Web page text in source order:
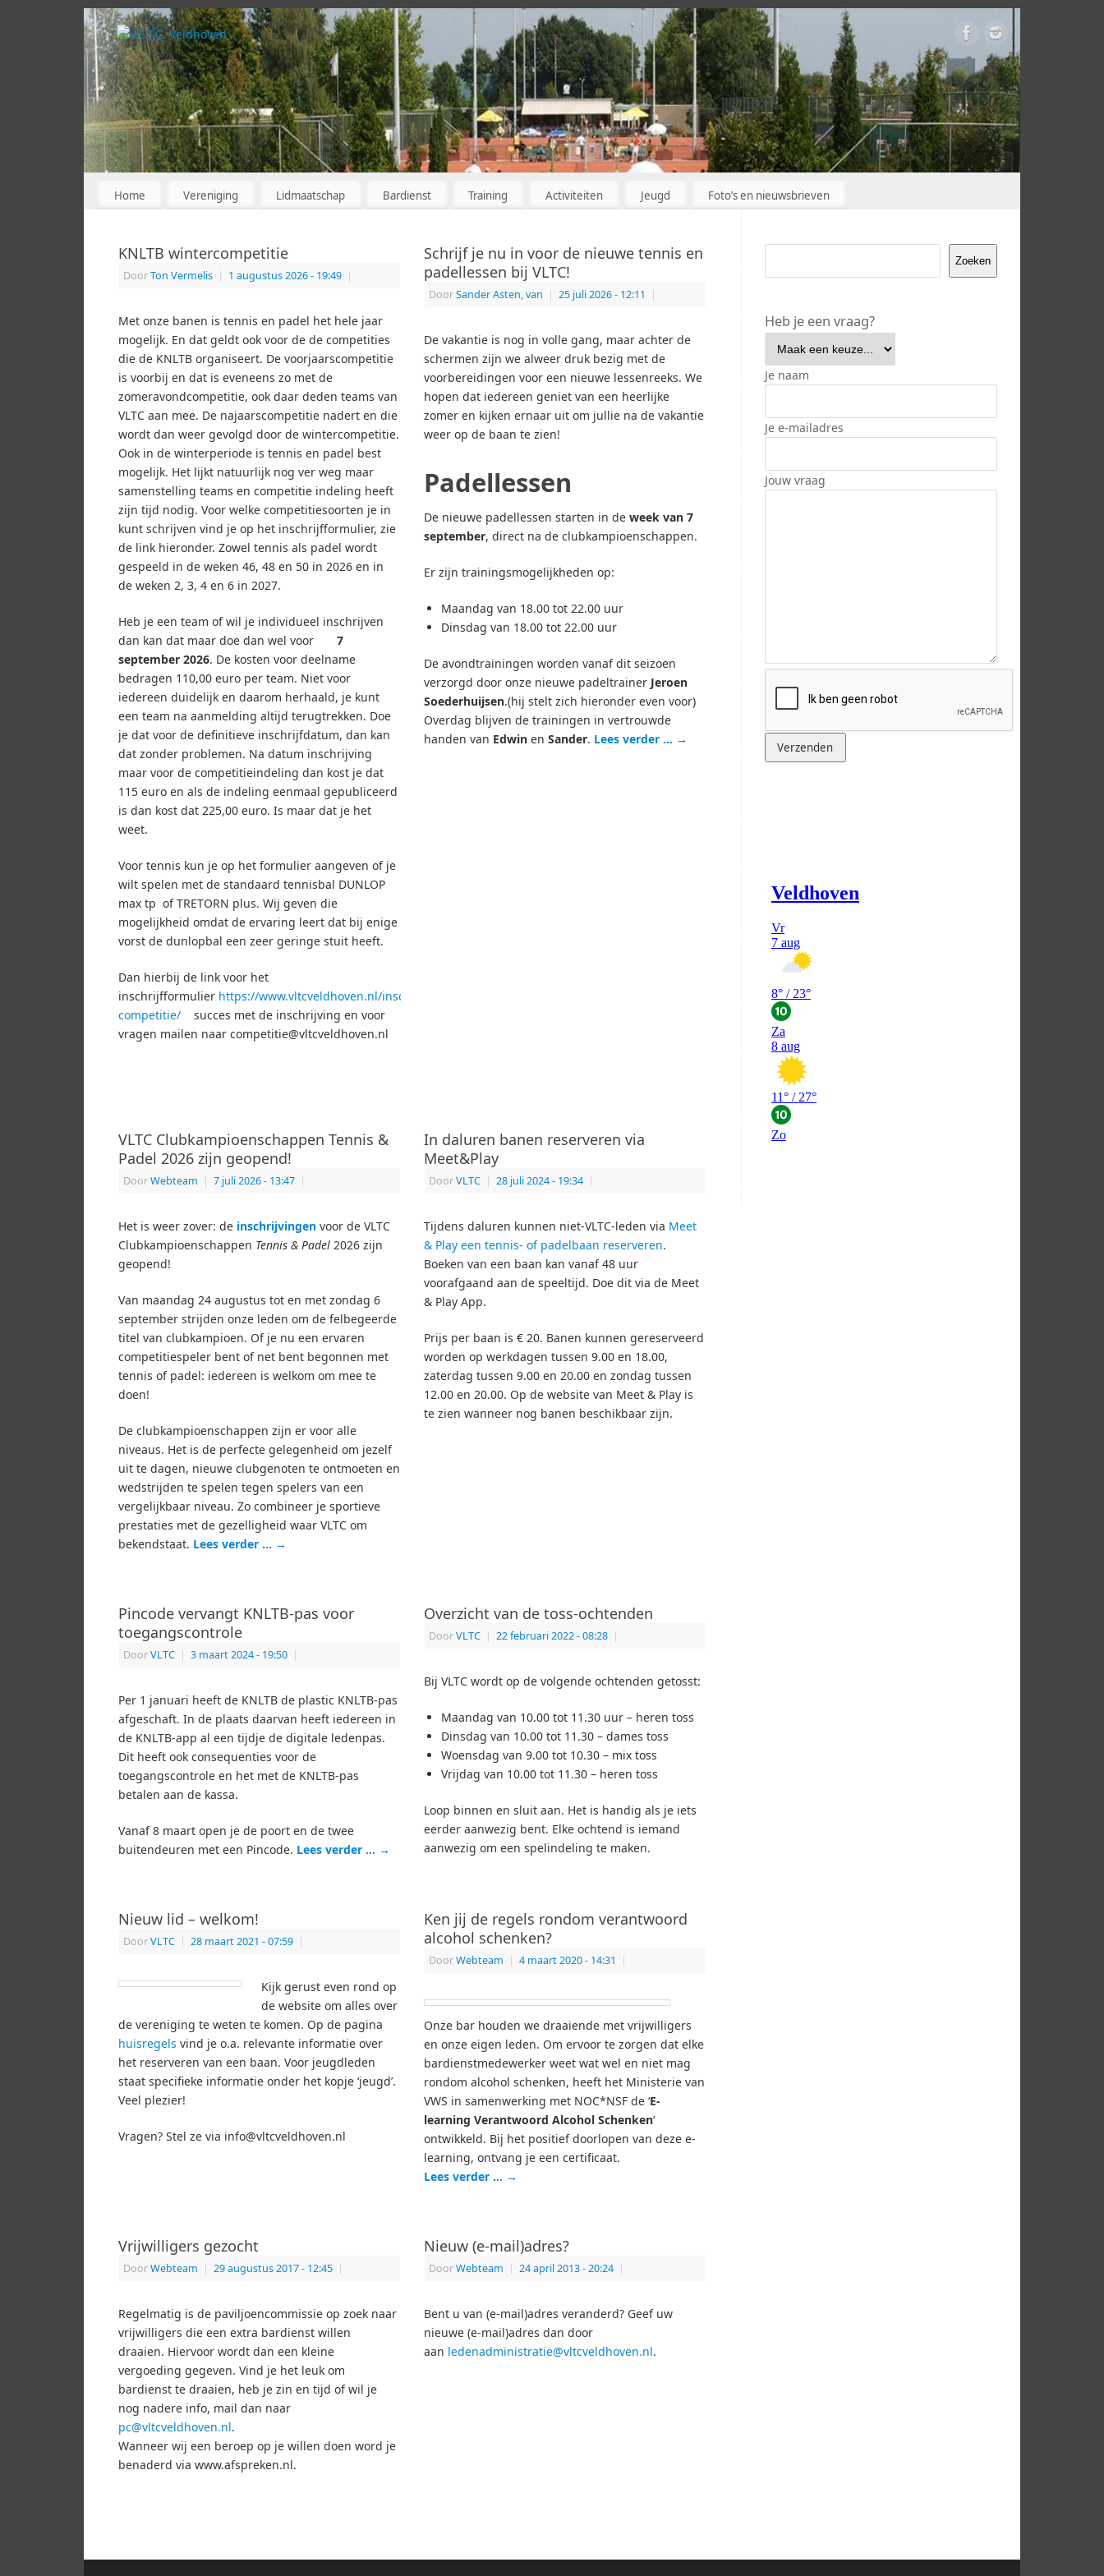
Home Vereniging Lidmaatschap Bardienst Training Activiteiten Jeugd Foto’s en nieuwsbrieven
KNLTB wintercompetitie
DoorTon Vermelis | 1 augustus 2026- 19:49 |
Met onze banen is tennis en padel het hele jaar
mogelijk. En dat geldt ook voor de de competities
die de KNLTB organiseert. De voorjaarscompetitie
is voorbij en dat is eveneens zo met de
zomeravondcompetitie, ook daar deden teams van
VLTC aan mee. De najaarscompetitie nadert en die
wordt dan weer gevolgd door de wintercompetitie.
Ook in de winterperiode is tennis en padel best
mogelijk. Het lijkt natuurlijk nog ver weg maar
samenstelling teams en competitie indeling heeft
zijn tijd nodig. Voor welke competitiesoorten je in
kunt schrijven vind je op het inschrijfformulier, zie
de link hieronder. Zowel tennis als padel wordt
gespeeld in de weken 46, 48 en 50 in 2026 en in
de weken 2, 3, 4 en 6 in 2027.
Heb je een team of wil je individueel inschrijven
dan kan dat maar doe dan wel voor 7
september 2026. De kosten voor deelname
bedragen 110,00 euro per team. Niet voor
iedereen duidelijk en daarom herhaald, je kunt
een team na aanmelding altijd terugtrekken. Doe
je dat voor de definitieve inschrijfdatum, dan kan
dat zonder problemen. Na datum inschrijving
maar voor de competitieindeling dan kost je dat
115 euro en als de indeling eenmaal gepubliceerd
is dan kost dat 225,00 euro. Is maar dat je het
weet.
Voor tennis kun je op het formulier aangeven of je
wilt spelen met de standaard tennisbal DUNLOP
max tp of TRETORN plus. Wij geven die
mogelijkheid omdat de ervaring leert dat bij enige
vorst de dunlopbal een zeer geringe stuit heeft.
Dan hierbij de link voor het
inschrijfformulier https://www.vltcveldhoven.nl/inschrijfformulier-
competitie/ succes met de inschrijving en voor
vragen mailen naar competitie@vltcveldhoven.nl
Schrijf je nu in voor de nieuwe tennis en
padellessen bij VLTC!
DoorSander Asten, van | 25 juli 2026- 12:11 |
De vakantie is nog in volle gang, maar achter de
schermen zijn we alweer druk bezig met de
voorbereidingen voor een nieuwe lessenreeks. We
hopen dat iedereen geniet van een heerlijke
zomer en kijken ernaar uit om jullie na de vakantie
weer op de baan te zien!
Padellessen
De nieuwe padellessen starten in deweek van 7
september, direct na de clubkampioenschappen.
Er zijn trainingsmogelijkheden op:
Maandag van 18.00 tot 22.00 uur
Dinsdag van 18.00 tot 22.00 uur
De avondtrainingen worden vanaf dit seizoen
verzorgd door onze nieuwe padeltrainer Jeroen
Soederhuijsen.(hij stelt zich hieronder even voor)
Overdag blijven de trainingen in vertrouwde
handen van Edwin enSander. Lees verder … →
VLTC Clubkampioenschappen Tennis &
Padel 2026 zijn geopend!
DoorWebteam | 7 juli 2026- 13:47 |
Het is weer zover: de inschrijvingen voor de VLTC
Clubkampioenschappen Tennis & Padel 2026 zijn
geopend!
Van maandag 24 augustus tot en met zondag 6
september strijden onze leden om de felbegeerde
titel van clubkampioen. Of je nu een ervaren
competitiespeler bent of net bent begonnen met
tennis of padel: iedereen is welkom om mee te
doen!
De clubkampioenschappen zijn er voor alle
niveaus. Het is de perfecte gelegenheid om jezelf
uit te dagen, nieuwe clubgenoten te ontmoeten en
wedstrijden te spelen tegen spelers van een
vergelijkbaar niveau. Zo combineer je sportieve
prestaties met de gezelligheid waar VLTC om
bekendstaat. Lees verder … →
In daluren banen reserveren via
Meet&Play
DoorVLTC | 28 juli 2024- 19:34 |
Tijdens daluren kunnen niet-VLTC-leden via Meet
& Play een tennis- of padelbaan reserveren.
Boeken van een baan kan vanaf 48 uur
voorafgaand aan de speeltijd. Doe dit via de Meet
& Play App.
Prijs per baan is € 20. Banen kunnen gereserveerd
worden op werkdagen tussen 9.00 en 18.00,
zaterdag tussen 9.00 en 20.00 en zondag tussen
12.00 en 20.00. Op de website van Meet & Play is
te zien wanneer nog banen beschikbaar zijn.
Pincode vervangt KNLTB-pas voor
toegangscontrole
DoorVLTC | 3 maart 2024- 19:50 |
Per 1 januari heeft de KNLTB de plastic KNLTB-pas
afgeschaft. In de plaats daarvan heeft iedereen in
de KNLTB-app al een tijdje de digitale ledenpas.
Dit heeft ook consequenties voor de
toegangscontrole en het met de KNLTB-pas
betalen aan de kassa.
Vanaf 8 maart open je de poort en de twee
buitendeuren met een Pincode. Lees verder … →
Overzicht van de toss-ochtenden
DoorVLTC | 22 februari 2022- 08:28 |
Bij VLTC wordt op de volgende ochtenden getosst:
Maandag van 10.00 tot 11.30 uur – heren toss
Dinsdag van 10.00 tot 11.30 – dames toss
Woensdag van 9.00 tot 10.30 – mix toss
Vrijdag van 10.00 tot 11.30 – heren toss
Loop binnen en sluit aan. Het is handig als je iets
eerder aanwezig bent. Elke ochtend is iemand
aanwezig om een spelindeling te maken.
Nieuw lid – welkom!
DoorVLTC | 28 maart 2021 - 07:59 |
Kijk gerust even rond op
de website om alles over
de vereniging te weten te komen. Op de pagina
huisregels vind je o.a. relevante informatie over
het reserveren van een baan. Voor jeugdleden
staat specifieke informatie onder het kopje ‘jeugd’.
Veel plezier!
Vragen? Stel ze via info@vltcveldhoven.nl
Ken jij de regels rondom verantwoord
alcohol schenken?
DoorWebteam | 4 maart 2020- 14:31 |
Onze bar houden we draaiende met vrijwilligers
en onze eigen leden. Om ervoor te zorgen dat elke
bardienstmedewerker weet wat wel en niet mag
rondom alcohol schenken, heeft het Ministerie van
VWS in samenwerking met NOC*NSF de ‘E-
learning Verantwoord Alcohol Schenken‘
ontwikkeld. Bij het positief doorlopen van deze e-
learning, ontvang je een certificaat.
Lees verder … →
Vrijwilligers gezocht
DoorWebteam | 29 augustus 2017- 12:45 |
Regelmatig is de paviljoencommissie op zoek naar
vrijwilligers die een extra bardienst willen
draaien. Hiervoor wordt dan een kleine
vergoeding gegeven. Vind je het leuk om
bardienst te draaien, heb je zin en tijd of wil je
nog nadere info, mail dan naar
pc@vltcveldhoven.nl.
Wanneer wij een beroep op je willen doen word je
benaderd via www.afspreken.nl.
Nieuw (e-mail)adres?
DoorWebteam | 24 april 2013- 20:24 |
Bent u van (e-mail)adres veranderd? Geef uw
nieuwe (e-mail)adres dan door
aan ledenadministratie@vltcveldhoven.nl.
Zoeken
Heb je een vraag?
Je naam
Je e-mailadres
Jouw vraag